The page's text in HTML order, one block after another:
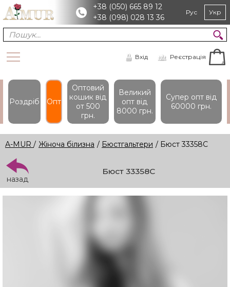
+38 (050) 665 89 12
+38 (098) 028 13 36
Рус Укр
Вхід Реєстрація
Роздріб Опт
Оптовий
кошик вiд
от 500
грн.
Великий
опт вiд
8000 грн.
Супер опт вiд
60000 грн.
A-MUR / Жіноча білизна / Бюстгальтери / Бюст 33358С
назад
Бюст 33358С